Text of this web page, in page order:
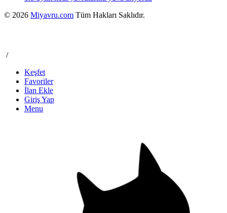
© 2026 Miyavru.com Tüm Hakları Saklıdır.
/
Keşfet
Favoriler
İlan Ekle
Giriş Yap
Menu